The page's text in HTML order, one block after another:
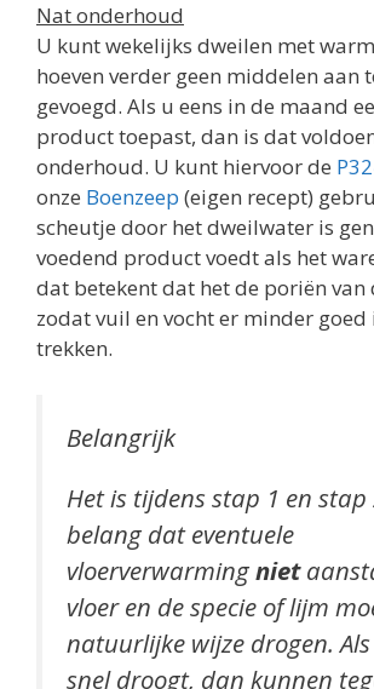
Nat onderhoud
U kunt wekelijks dweilen met
hoeven verder geen middelen aan
gevoegd. Als u eens in de maand
product toepast, dan is dat
onderhoud. U kunt hiervoor de
onze Boenzeep (eigen recept)
scheutje door het dweilwater is
voedend product voedt als het
dat betekent dat het de poriën van
zodat vuil en vocht er minder goed
trekken.
Belangrijk
Het is tijdens stap 1 en stap
belang dat eventuele
vloerverwarmingniet
vloer en de specie of lijm
natuurlijke wijze drogen.
snel droogt, dan kunnen